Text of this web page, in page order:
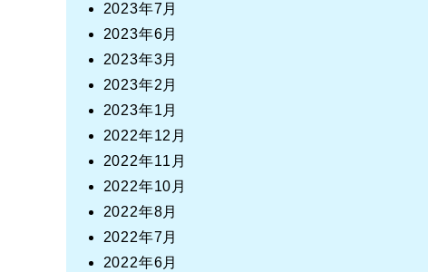
2023年7月
2023年6月
2023年3月
2023年2月
2023年1月
2022年12月
2022年11月
2022年10月
2022年8月
2022年7月
2022年6月